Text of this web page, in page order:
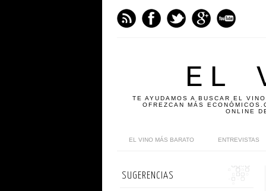
EL
TE AYUDAMOS A BUSCAR EL
OFREZCAN MÁS
ONLINE
EL VINO MÁS BARATO ENTREVISTAS
SUGERENCIAS